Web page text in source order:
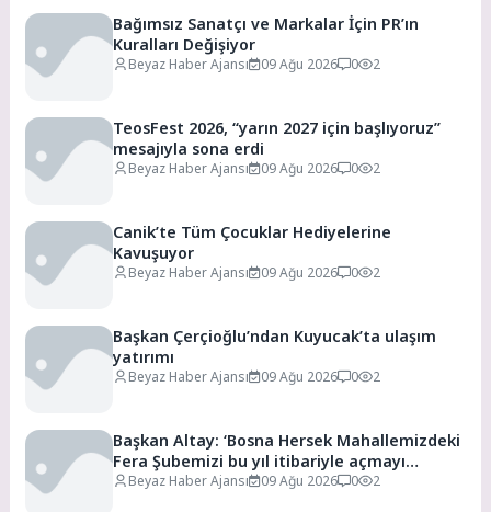
Bağımsız Sanatçı ve Markalar İçin PR’ın
Kuralları Değişiyor
Beyaz Haber Ajansı 09 Ağu 2026 0 2
TeosFest 2026, “yarın 2027 için başlıyoruz”
mesajıyla sona erdi
Beyaz Haber Ajansı 09 Ağu 2026 0 2
Canik’te Tüm Çocuklar Hediyelerine
Kavuşuyor
Beyaz Haber Ajansı 09 Ağu 2026 0 2
Başkan Çerçioğlu’ndan Kuyucak’ta ulaşım
yatırımı
Beyaz Haber Ajansı 09 Ağu 2026 0 2
Başkan Altay: ‘Bosna Hersek Mahallemizdeki
Fera Şubemizi bu yıl itibariyle açmayı
planlıyoruz’
Beyaz Haber Ajansı 09 Ağu 2026 0 2